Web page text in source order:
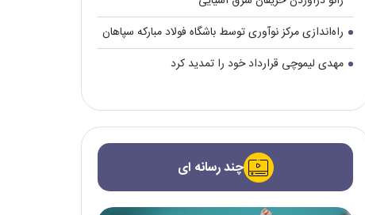
راه‌اندازی مرکز نوآوری توسط باشگاه فولاد مبارکه سپاهان
مهدی لیموچی قرارداد خود را تمدید کرد
چند رسانه ای